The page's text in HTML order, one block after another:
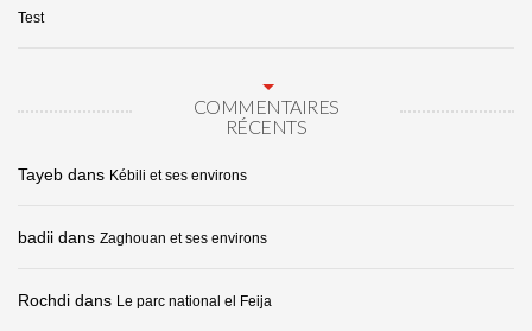
Test
COMMENTAIRES
RÉCENTS
Tayeb dans Kébili et ses environs
badii dans Zaghouan et ses environs
Rochdi dans Le parc national el Feija